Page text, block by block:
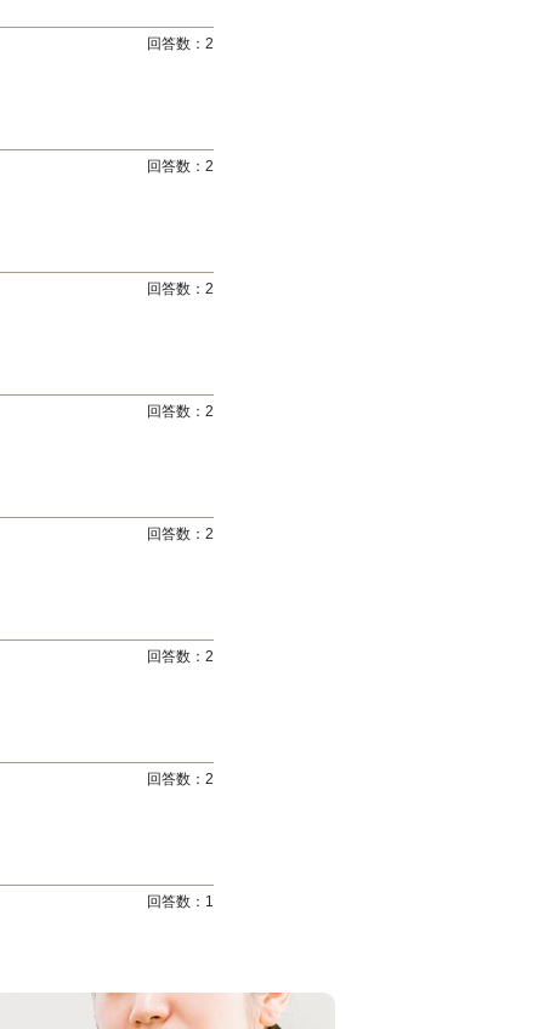
回答数： 2
回答数： 2
回答数： 2
回答数： 2
回答数： 2
回答数： 2
回答数： 2
回答数： 1